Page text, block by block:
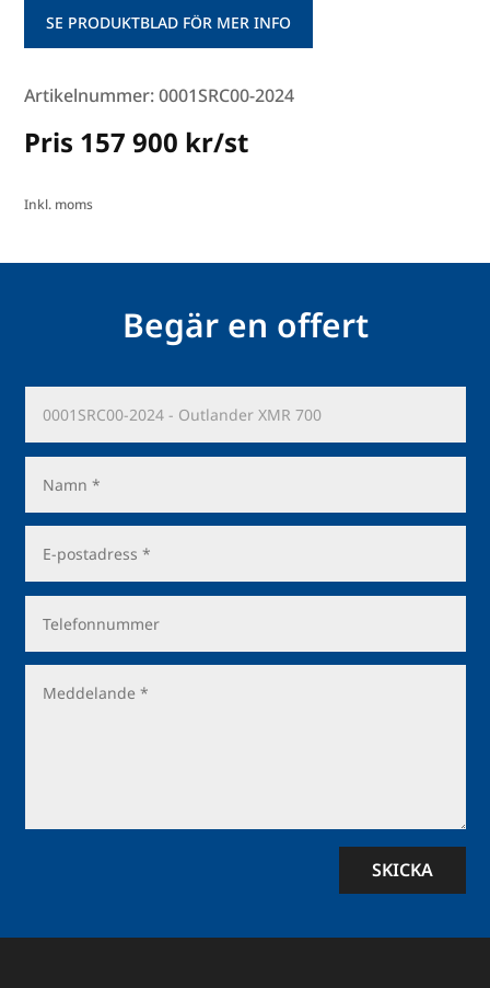
SE PRODUKTBLAD FÖR MER INFO
Artikelnummer: 0001SRC00-2024
Pris 157 900 kr/st
Inkl. moms
Begär en offert
SKICKA